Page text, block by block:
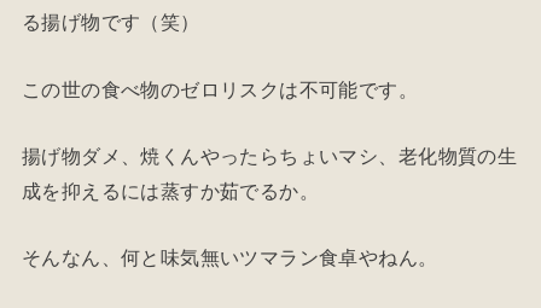
る揚げ物です（笑）
この世の食べ物のゼロリスクは不可能です。
揚げ物ダメ、焼くんやったらちょいマシ、老化物質の生
成を抑えるには蒸すか茹でるか。
そんなん、何と味気無いツマラン食卓やねん。